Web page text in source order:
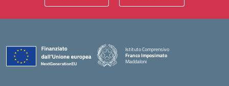
Istituto Comprensivo
Franco Imposimato
Maddaloni